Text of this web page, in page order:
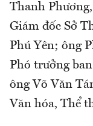
Thanh
Giám đốc Sở
Phú Yên; ông
Phó trưởng
ông Võ Văn
Văn hóa, Thể